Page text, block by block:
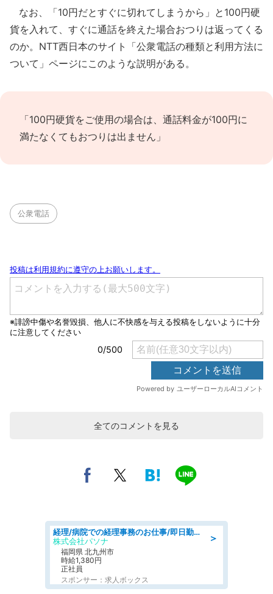
なお、「10円だとすぐに切れてしまうから」と100円硬
貨を入れて、すぐに通話を終えた場合おつりは返ってくる
のか。NTT西日本のサイト「公衆電話の種類と利用方法に
ついて」ページにこのような説明がある。
「100円硬貨をご使用の場合は、通話料金が100円に
満たなくてもおつりは出ません」
公衆電話
全てのコメントを見る
＞
経理/病院での経理事務のお仕事/即日勤務可/車通勤可/経理/一般事務
株式会社パソナ
福岡県 北九州市
時給1,380円
正社員
スポンサー：求人ボックス